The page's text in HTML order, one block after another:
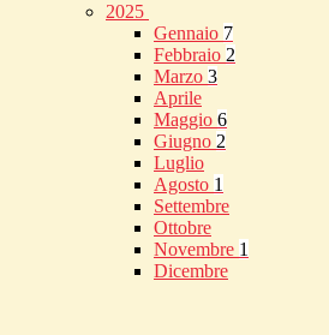
2025
Gennaio 7
Febbraio 2
Marzo 3
Aprile
Maggio 6
Giugno 2
Luglio
Agosto 1
Settembre
Ottobre
Novembre 1
Dicembre